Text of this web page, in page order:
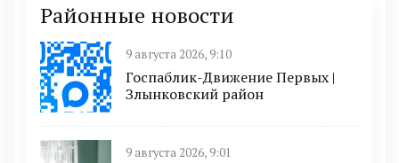
Районные новости
9 августа 2026, 9:10
Госпаблик-Движение Первых |
Злынковский район
9 августа 2026, 9:01